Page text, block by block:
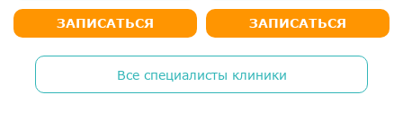
ЗАПИСАТЬСЯ ЗАПИСАТЬСЯ
Все специалисты клиники